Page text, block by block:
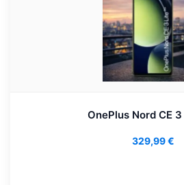
OnePlus Nord CE
329,99€